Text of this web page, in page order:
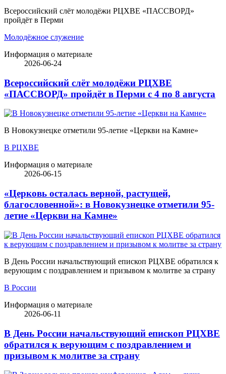
Всероссийский слёт молодёжи РЦХВЕ «ПАССВОРД»
пройдёт в Перми
Молодёжное служение
Информация о материале
2026-06-24
Всероссийский слёт молодёжи РЦХВЕ
«ПАССВОРД» пройдёт в Перми с 4 по 8 августа
В Новокузнецке отметили 95-летие «Церкви на Камне»
В РЦХВЕ
Информация о материале
2026-06-15
«Церковь осталась верной, растущей,
благословенной»: в Новокузнецке отметили 95-
летие «Церкви на Камне»
В День России начальствующий епископ РЦХВЕ обратился к
верующим с поздравлением и призывом к молитве за страну
В России
Информация о материале
2026-06-11
В День России начальствующий епископ РЦХВЕ
обратился к верующим с поздравлением и
призывом к молитве за страну